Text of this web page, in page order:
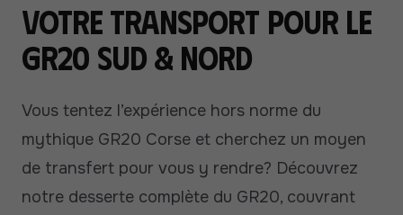
Votre transport pour le
GR20 Sud & Nord
Vous tentez l’expérience hors norme du
mythique GR20 Corse et cherchez un moyen
de transfert pour vous y rendre? Découvrez
notre desserte complète du GR20, couvrant